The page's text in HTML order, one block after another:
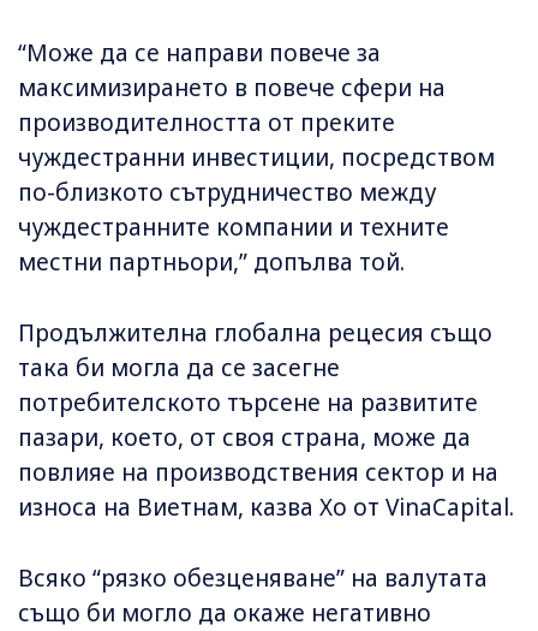
“Може да се направи повече за
максимизирането в повече сфери на
производителността от преките
чуждестранни инвестиции, посредством
по-близкото сътрудничество между
чуждестранните компании и техните
местни партньори,” допълва той.
Продължителна глобална рецесия също
така би могла да се засегне
потребителското търсене на развитите
пазари, което, от своя страна, може да
повлияе на производствения сектор и на
износа на Виетнам, казва Хо от VinaCapital.
Всяко “рязко обезценяване” на валутата
също би могло да окаже негативно